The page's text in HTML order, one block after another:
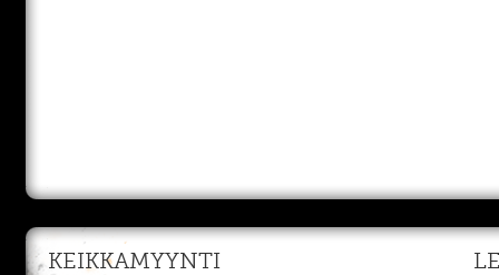
KEIKKAMYYNTI